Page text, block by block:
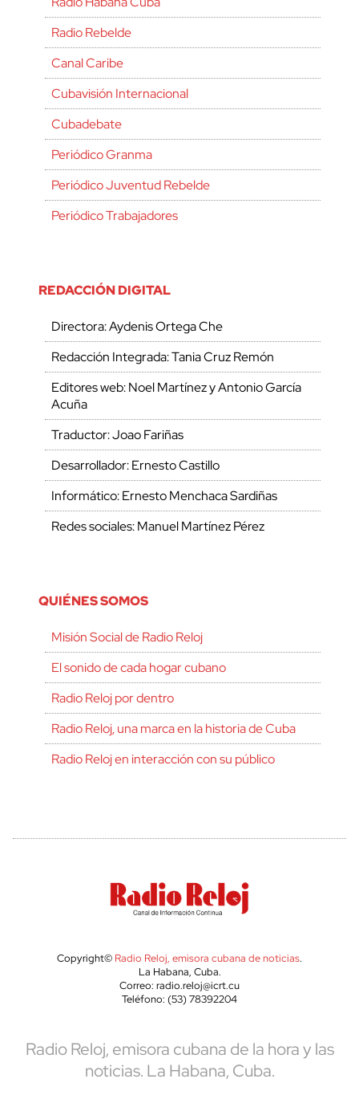
Radio Rebelde
Canal Caribe
Cubavisión Internacional
Cubadebate
Periódico Granma
Periódico Juventud Rebelde
Periódico Trabajadores
REDACCIÓN DIGITAL
Directora: Aydenis Ortega Che
Redacción Integrada: Tania Cruz Remón
Editores web: Noel Martínez y Antonio García
Acuña
Traductor: Joao Fariñas
Desarrollador: Ernesto Castillo
Informático: Ernesto Menchaca Sardiñas
Redes sociales: Manuel Martínez Pérez
QUIÉNES SOMOS
Misión Social de Radio Reloj
El sonido de cada hogar cubano
Radio Reloj por dentro
Radio Reloj, una marca en la historia de Cuba
Radio Reloj en interacción con su público
Copyright© Radio Reloj, emisora cubana de noticias.
La Habana, Cuba.
Correo: radio.reloj@icrt.cu
Teléfono: (53) 78392204
Radio Reloj, emisora cubana de la hora y las
noticias. La Habana, Cuba.